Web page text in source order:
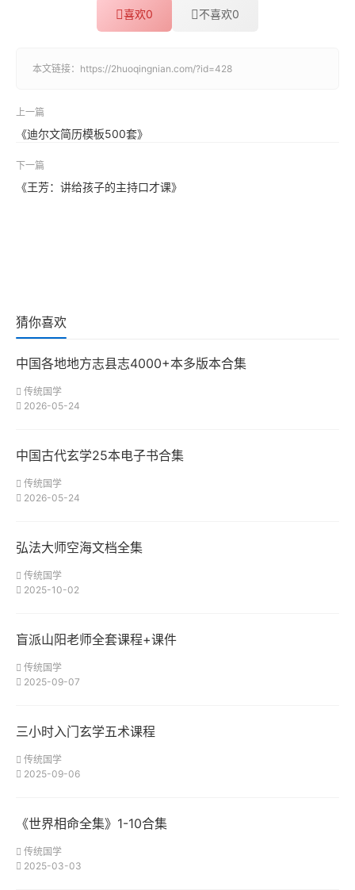
喜欢0 不喜欢0
本文链接： https://2huoqingnian.com/?id=428
上一篇
《迪尔文简历模板500套》
下一篇
《王芳：讲给孩子的主持口才课》
猜你喜欢
中国各地地方志县志4000+本多版本合集
传统国学
2026-05-24
中国古代玄学25本电子书合集
传统国学
2026-05-24
弘法大师空海文档全集
传统国学
2025-10-02
盲派山阳老师全套课程+课件
传统国学
2025-09-07
三小时入门玄学五术课程
传统国学
2025-09-06
《世界相命全集》1-10合集
传统国学
2025-03-03